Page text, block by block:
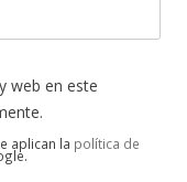
web en este
aplican la política de